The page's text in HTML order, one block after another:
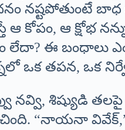
నష్టపోతుంటే బాధ
కోపం, ఆ క్షోభ
ఈ బంధాలు
ఒక తపన, ఒక
నవ్వి,
“నాయనా వివేక్,”